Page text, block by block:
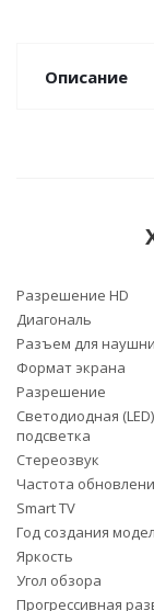
Описание
Разрешение HD
Диагональ
Разъем для
Формат экрана
Разрешение
Светодиодная (LED)
подсветка
Стереозвук
Частота
Smart TV
Год создания
Яркость
Угол обзора
Прогрессивная